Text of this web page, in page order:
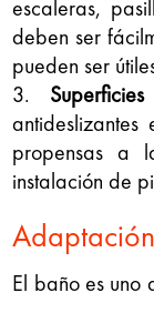
escaleras,
deben ser
pueden ser
propensas a
instalación de
El baño es uno